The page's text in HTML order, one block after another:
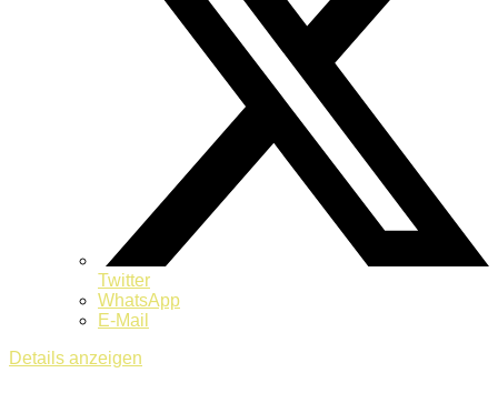
Twitter
WhatsApp
E-Mail
Details anzeigen